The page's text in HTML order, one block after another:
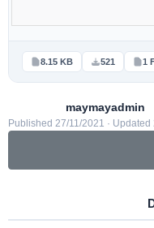
8.15 KB 521 1
maymayadmin
Published 27/11/2021 · Updated